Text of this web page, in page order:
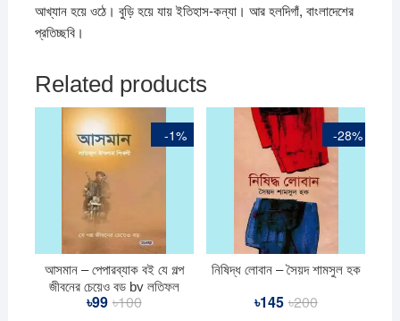
আখ্যান হয়ে ওঠে। বুড়ি হয়ে যায় ইতিহাস-কন্যা। আর হলদিগাঁ, বাংলাদেশের
প্রতিচ্ছবি।
Related products
-1%
আসমান – পেপারব্যাক বই যে গল্প
জীবনের চেয়েও বড় by লতিফুল
ইসলাম শিবলী
৳100Original
৳99 Current
-28%
নিষিদ্ধ লোবান – সৈয়দ শামসুল হক
৳200Original
৳145 Current